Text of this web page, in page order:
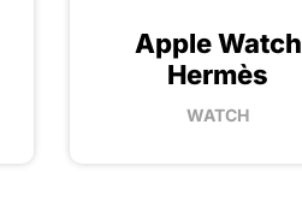
WATCH
Apple Watch
Hermès